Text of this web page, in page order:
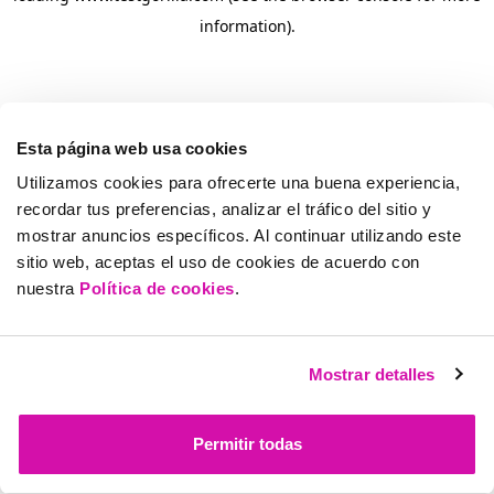
Esta página web usa cookies
Utilizamos cookies para ofrecerte una buena experiencia,
recordar tus preferencias, analizar el tráfico del sitio y
mostrar anuncios específicos. Al continuar utilizando este
sitio web, aceptas el uso de cookies de acuerdo con
nuestra Política de cookies.
Mostrar detalles
Permitir todas
information).